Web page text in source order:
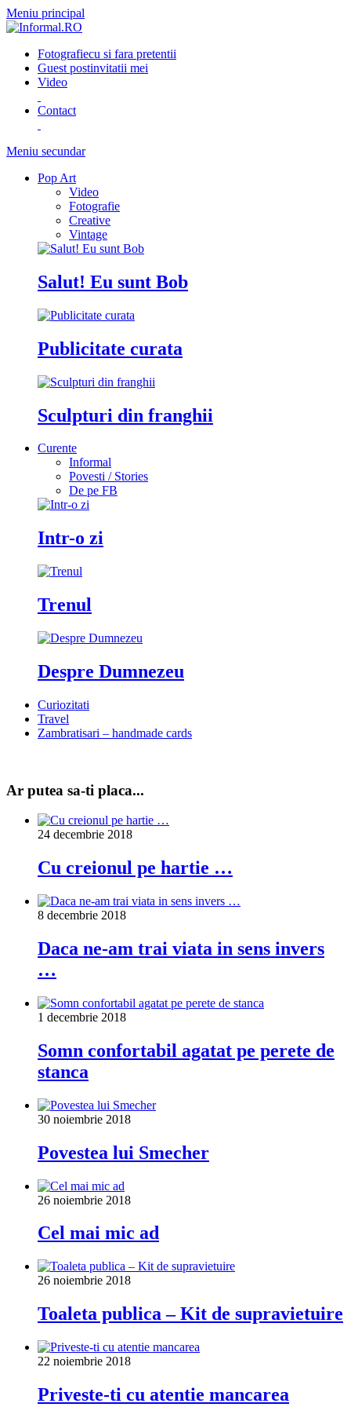
Meniu principal
Fotografiecu si fara pretentii
Guest postinvitatii mei
Video
Contact
Meniu secundar
Pop Art
Video
Fotografie
Creative
Vintage
Salut! Eu sunt Bob
Publicitate curata
Sculpturi din franghii
Curente
Informal
Povesti / Stories
De pe FB
Intr-o zi
Trenul
Despre Dumnezeu
Curiozitati
Travel
Zambratisari – handmade cards
Ar putea sa-ti placa...
24 decembrie 2018
Cu creionul pe hartie …
8 decembrie 2018
Daca ne-am trai viata in sens invers
…
1 decembrie 2018
Somn confortabil agatat pe perete de
stanca
30 noiembrie 2018
Povestea lui Smecher
26 noiembrie 2018
Cel mai mic ad
26 noiembrie 2018
Toaleta publica – Kit de supravietuire
22 noiembrie 2018
Priveste-ti cu atentie mancarea